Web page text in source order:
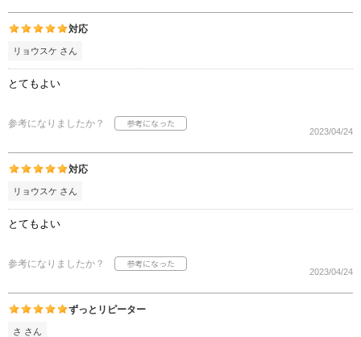
対応
リョウスケ さん
とてもよい
参考になりましたか？
2023/04/24
対応
リョウスケ さん
とてもよい
参考になりましたか？
2023/04/24
ずっとリピーター
さ さん